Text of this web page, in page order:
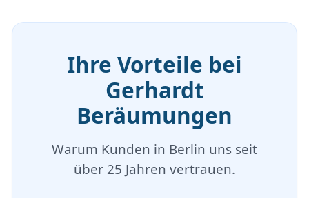
Ihre Vorteile bei
Gerhardt
Beräumungen
Warum Kunden in Berlin uns seit
über 25 Jahren vertrauen.